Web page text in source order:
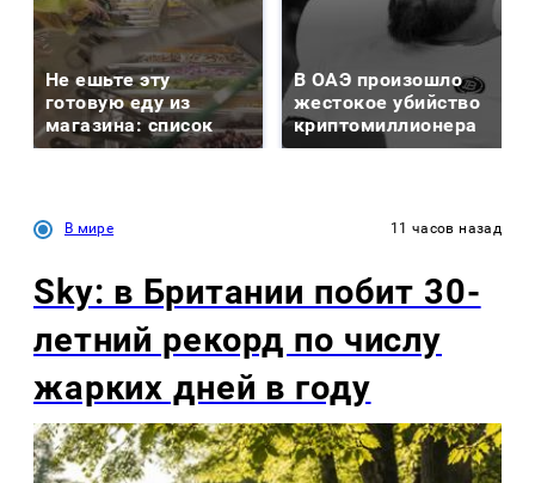
Не ешьте эту
готовую еду из
магазина: список
В ОАЭ произошло
жестокое убийство
криптомиллионера
В мире 11 часов назад
Sky: в Британии побит 30-
летний рекорд по числу
жарких дней в году